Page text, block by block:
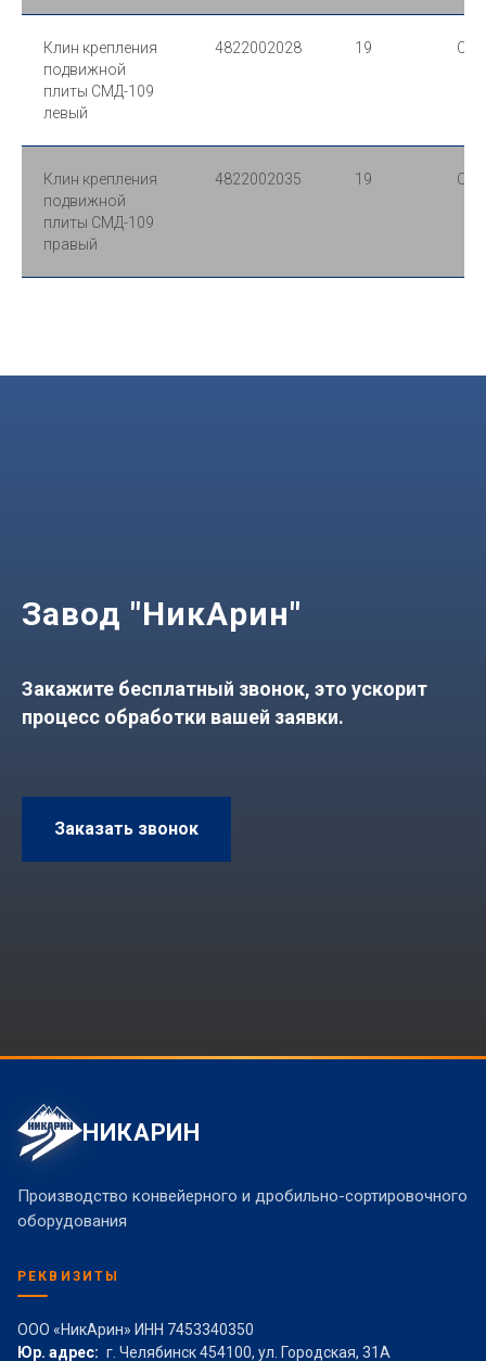
Клин крепления
подвижной
плиты СМД-109
левый
4822002028 19 Ст.
Клин крепления
подвижной
плиты СМД-109
правый
4822002035 19 Ст.
Завод "НикАрин"
Закажите бесплатный звонок, это ускорит
процесс обработки вашей заявки.
Заказать звонок
НИКАРИН
Производство конвейерного и дробильно-сортировочного
оборудования
РЕКВИЗИТЫ
ООО «НикАрин» ИНН 7453340350
Юр. адрес: г. Челябинск 454100, ул. Городская, 31А